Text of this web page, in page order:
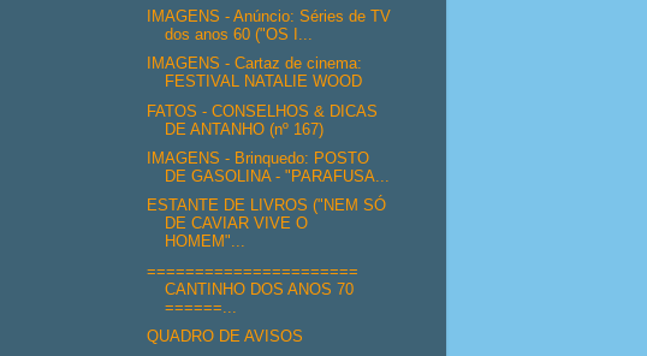
IMAGENS - Anúncio: Séries de TV
dos anos 60 ("OS I...
IMAGENS - Cartaz de cinema:
FESTIVAL NATALIE WOOD
FATOS - CONSELHOS & DICAS
DE ANTANHO (nº 167)
IMAGENS - Brinquedo: POSTO
DE GASOLINA - "PARAFUSA...
ESTANTE DE LIVROS ("NEM SÓ
DE CAVIAR VIVE O
HOMEM"...
======================
CANTINHO DOS ANOS 70
======...
QUADRO DE AVISOS